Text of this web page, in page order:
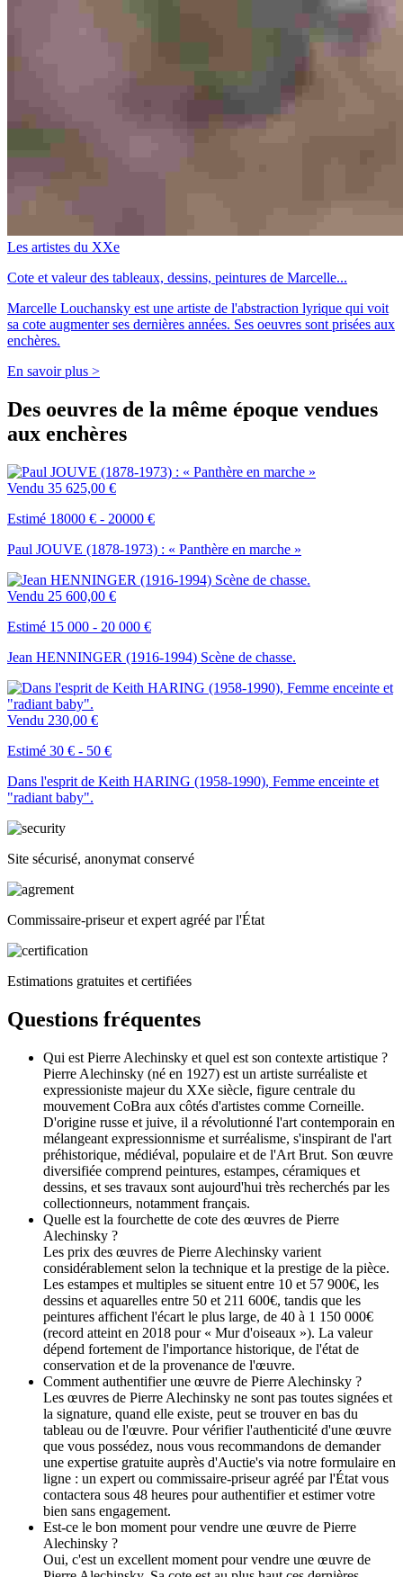
Les artistes du XXe
Cote et valeur des tableaux, dessins, peintures de Marcelle...
Marcelle Louchansky est une artiste de l'abstraction lyrique qui voit
sa cote augmenter ses dernières années. Ses oeuvres sont prisées aux
enchères.
En savoir plus >
Des oeuvres de la même époque vendues
aux enchères
Vendu 35 625,00 €
Estimé 18000 € - 20000 €
Paul JOUVE (1878-1973) : « Panthère en marche »
Vendu 25 600,00 €
Estimé 15 000 - 20 000 €
Jean HENNINGER (1916-1994) Scène de chasse.
Vendu 230,00 €
Estimé 30 € - 50 €
Dans l'esprit de Keith HARING (1958-1990), Femme enceinte et
"radiant baby".
Site sécurisé, anonymat conservé
Commissaire-priseur et expert agréé par l'État
Estimations gratuites et certifiées
Questions fréquentes
Qui est Pierre Alechinsky et quel est son contexte artistique ?
Pierre Alechinsky (né en 1927) est un artiste surréaliste et
expressioniste majeur du XXe siècle, figure centrale du
mouvement CoBra aux côtés d'artistes comme Corneille.
D'origine russe et juive, il a révolutionné l'art contemporain en
mélangeant expressionnisme et surréalisme, s'inspirant de l'art
préhistorique, médiéval, populaire et de l'Art Brut. Son œuvre
diversifiée comprend peintures, estampes, céramiques et
dessins, et ses travaux sont aujourd'hui très recherchés par les
collectionneurs, notamment français.
Quelle est la fourchette de cote des œuvres de Pierre
Alechinsky ?
Les prix des œuvres de Pierre Alechinsky varient
considérablement selon la technique et la prestige de la pièce.
Les estampes et multiples se situent entre 10 et 57 900€, les
dessins et aquarelles entre 50 et 211 600€, tandis que les
peintures affichent l'écart le plus large, de 40 à 1 150 000€
(record atteint en 2018 pour « Mur d'oiseaux »). La valeur
dépend fortement de l'importance historique, de l'état de
conservation et de la provenance de l'œuvre.
Comment authentifier une œuvre de Pierre Alechinsky ?
Les œuvres de Pierre Alechinsky ne sont pas toutes signées et
la signature, quand elle existe, peut se trouver en bas du
tableau ou de l'œuvre. Pour vérifier l'authenticité d'une œuvre
que vous possédez, nous vous recommandons de demander
une expertise gratuite auprès d'Auctie's via notre formulaire en
ligne : un expert ou commissaire-priseur agréé par l'État vous
contactera sous 48 heures pour authentifier et estimer votre
bien sans engagement.
Est-ce le bon moment pour vendre une œuvre de Pierre
Alechinsky ?
Oui, c'est un excellent moment pour vendre une œuvre de